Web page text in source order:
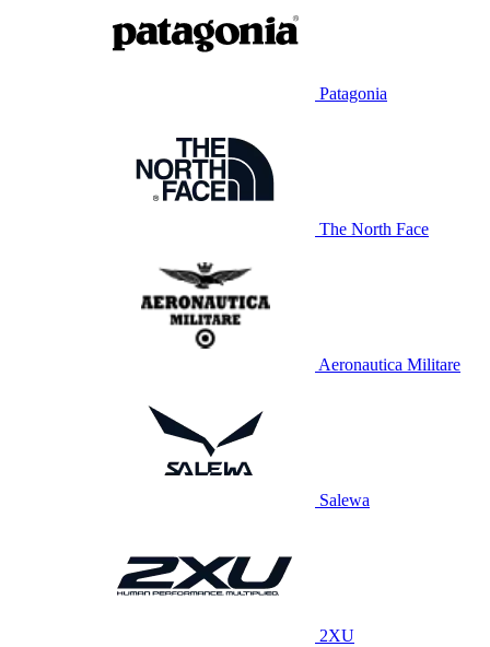
Patagonia
The North Face
Aeronautica Militare
Salewa
2XU